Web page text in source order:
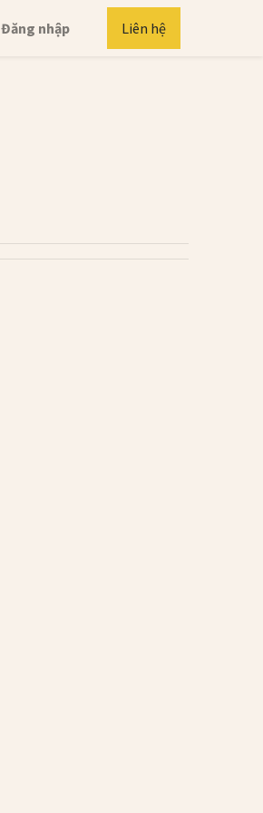
Đăng nhập Liên hệ